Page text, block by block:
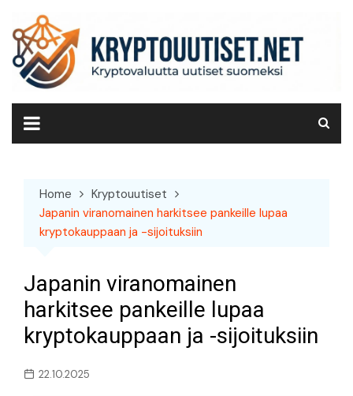
content
Home
Kryptouutiset
Japanin viranomainen harkitsee pankeille lupaa
kryptokauppaan ja -sijoituksiin
Japanin viranomainen
harkitsee pankeille lupaa
kryptokauppaan ja -sijoituksiin
22.10.2025